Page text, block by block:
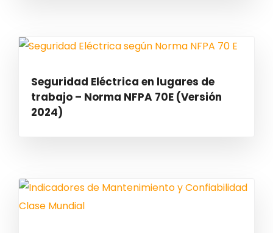
Seguridad Eléctrica en lugares de
trabajo – Norma NFPA 70E (Versión
2024)